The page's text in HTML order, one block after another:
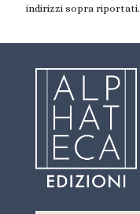
indirizzi sopra riportati.